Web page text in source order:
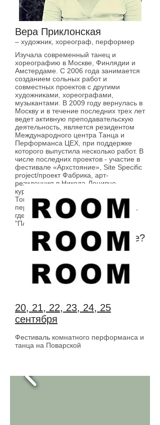
Вера Приклонская
– художник, хореограф, перформер
Изучала современный танец и
хореографию в Москве, Финлядии и
Амстердаме. С 2006 года занимается
созданием сольных работ и
совместных проектов с другими
художниками, хореографами,
музыкантами. В 2009 году вернулась в
Москву и в течение последних трех лет
ведет активную преподавательскую
деятельность, является резидентом
Международного центра Танца и
Перформанса ЦЕХ, при поддержке
которого выпустила несколько работ. В
числе последних проектов - участие в
фестивале «Архстояние», Site Specific
project/проект Фабрика, арт-
резиденция в Никола-Ленивце,
кураторский проект «Там, Везде и
Тогда. Точка Отсчета» и два вечера
перформанса на «Открытой Сцене»,
где были представлены работы
"ПАДЕНИЕ", "ЖИВАЯ КОМНАТА".
Will I finally dance?
room room room
20, 21, 22, 23, 24, 25
сентября
Фестиваль комнатного перформанса и
танца на Поварской